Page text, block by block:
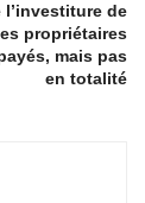
l’investiture de
propriétaires
mais pas
en totalité